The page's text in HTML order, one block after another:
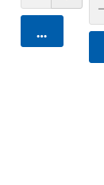
카트에 담기